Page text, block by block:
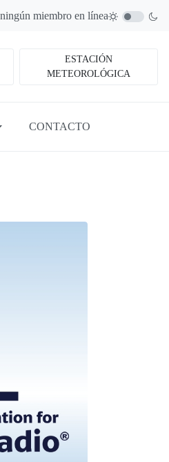
miembro en línea
ESTACIÓN
METEOROLÓGICA
CONTACTO